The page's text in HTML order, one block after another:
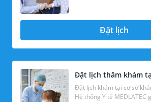
Đặt lịch
Đặt lịch thăm khám
Đặt lịch khám tại cơ sở
Hệ thống Y tế MEDLATEC